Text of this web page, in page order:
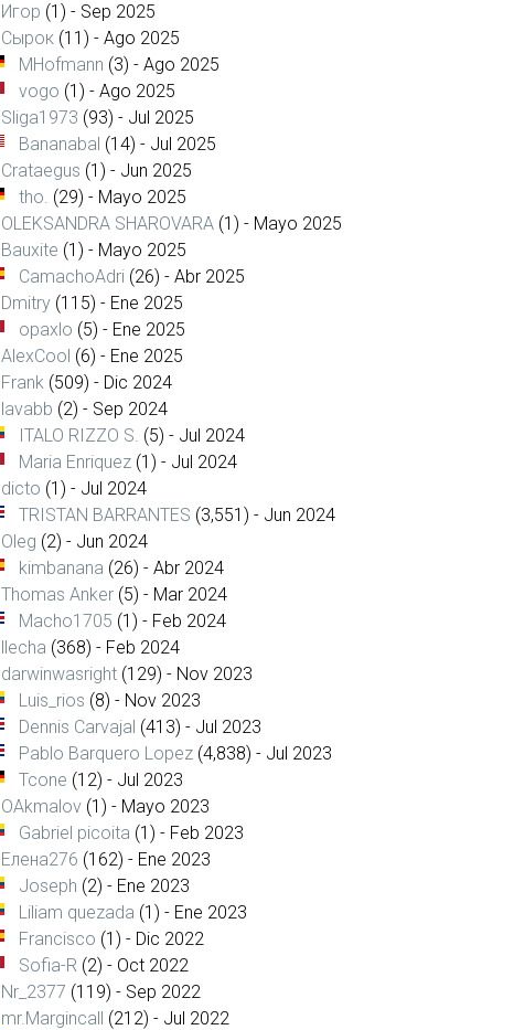
Игор (1) - Sep 2025
Сырок (11) - Ago 2025
MHofmann (3) - Ago 2025
vogo (1) - Ago 2025
Sliga1973 (93) - Jul 2025
Bananabal (14) - Jul 2025
Crataegus (1) - Jun 2025
tho. (29) - Mayo 2025
OLEKSANDRA SHAROVARA (1) - Mayo 2025
Bauxite (1) - Mayo 2025
CamachoAdri (26) - Abr 2025
Dmitry (115) - Ene 2025
opaxlo (5) - Ene 2025
AlexCool (6) - Ene 2025
Frank (509) - Dic 2024
lavabb (2) - Sep 2024
ITALO RIZZO S. (5) - Jul 2024
Maria Enriquez (1) - Jul 2024
dicto (1) - Jul 2024
TRISTAN BARRANTES (3,551) - Jun 2024
Oleg (2) - Jun 2024
kimbanana (26) - Abr 2024
Thomas Anker (5) - Mar 2024
Macho1705 (1) - Feb 2024
llecha (368) - Feb 2024
darwinwasright (129) - Nov 2023
Luis_rios (8) - Nov 2023
Dennis Carvajal (413) - Jul 2023
Pablo Barquero Lopez (4,838) - Jul 2023
Tcone (12) - Jul 2023
OAkmalov (1) - Mayo 2023
Gabriel picoita (1) - Feb 2023
Елена276 (162) - Ene 2023
Joseph (2) - Ene 2023
Liliam quezada (1) - Ene 2023
Francisco (1) - Dic 2022
Sofia-R (2) - Oct 2022
Nr_2377 (119) - Sep 2022
mr.Margincall (212) - Jul 2022